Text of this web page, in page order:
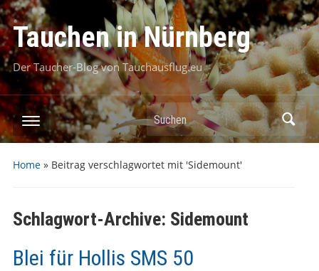
Tauchen in Nürnberg
Der Taucher-Blog von Tauchausflug.eu
Suchen
Home» Beitrag verschlagwortet mit 'Sidemount'
Schlagwort-Archive: Sidemount
Blei für Hollis SMS 50